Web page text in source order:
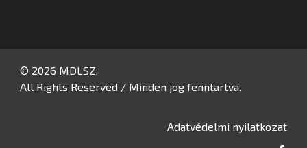
© 2026 MDLSZ.
All Rights Reserved / Minden jog fenntartva.
Adatvédelmi nyilatkozat